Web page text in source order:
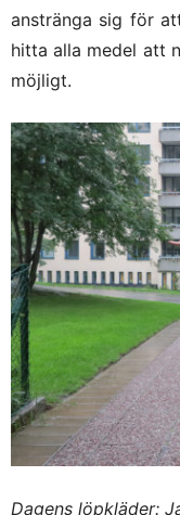
anstränga sig för
hitta alla medel att
möjligt.
Dagens löpkläder: